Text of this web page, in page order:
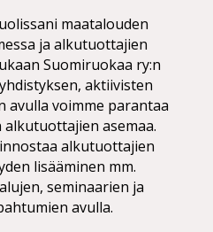
maatalouden
ja alkutuottajien
Suomiruokaa ry:n
aktiivisten
avulla voimme parantaa
asemaa.
alkutuottajien
lisääminen mm.
seminaarien ja
avulla.